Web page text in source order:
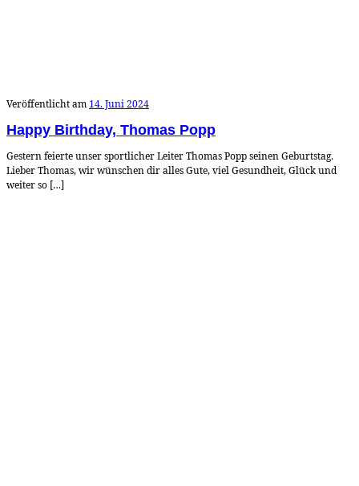
Veröffentlicht am 14. Juni 2024
Happy Birthday, Thomas Popp
Gestern feierte unser sportlicher Leiter Thomas Popp seinen Geburtstag.
Lieber Thomas, wir wünschen dir alles Gute, viel Gesundheit, Glück und
weiter so […]